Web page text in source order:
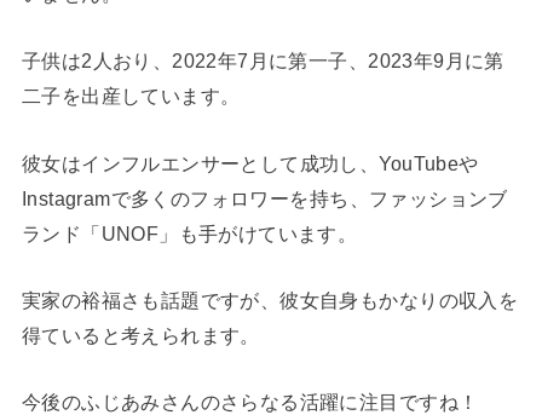
子供は2人おり、2022年7月に第一子、2023年9月に第
二子を出産しています。
彼女はインフルエンサーとして成功し、YouTubeや
Instagramで多くのフォロワーを持ち、ファッションブ
ランド「UNOF」も手がけています。
実家の裕福さも話題ですが、彼女自身もかなりの収入を
得ていると考えられます。
今後のふじあみさんのさらなる活躍に注目ですね！